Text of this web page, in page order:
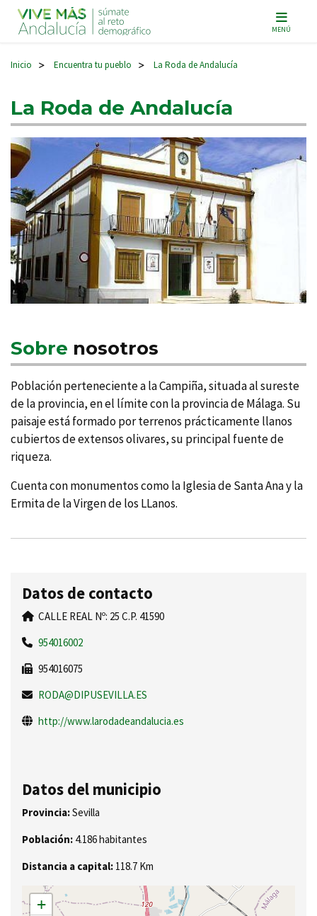
Navegación principal MENÚ
Inicio > Encuentra tu pueblo > La Roda de Andalucía
La Roda de Andalucía
Sobre nosotros
Población perteneciente a la Campiña, situada al sureste
de la provincia, en el lí­mite con la provincia de Málaga. Su
paisaje está formado por terrenos prácticamente llanos
cubiertos de extensos olivares, su principal fuente de
riqueza.
Cuenta con monumentos como la Iglesia de Santa Ana y la
Ermita de la Virgen de los LLanos.
Datos de contacto
CALLE REAL Nº: 25 C.P. 41590
954016002
954016075
RODA@DIPUSEVILLA.ES
http://www.larodadeandalucia.es
Datos del municipio
Provincia:Sevilla
Población: 4.186 habitantes
Distancia a capital: 118.7 Km
+